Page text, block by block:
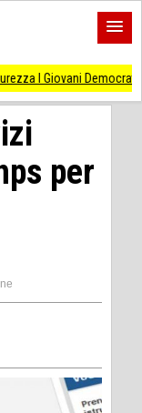
ribattono ai
per